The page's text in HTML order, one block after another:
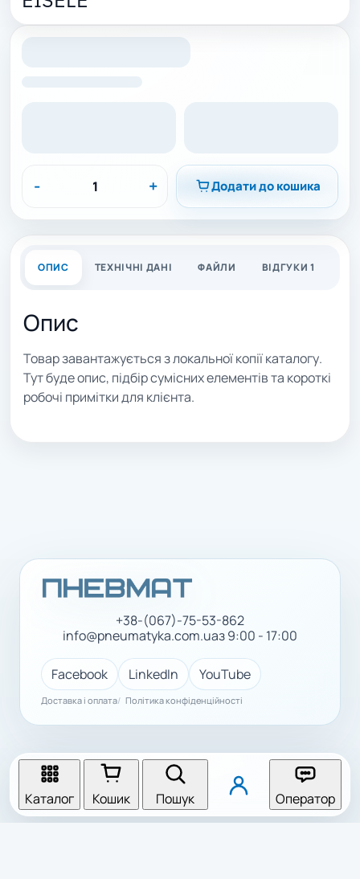
- + Додати до кошика
ОПИС ТЕХНІЧНІ ДАНІ ФАЙЛИ ВІДГУКИ 1
Опис
Товар завантажується з локальної копії каталогу.
Тут буде опис, підбір сумісних елементів та короткі
робочі примітки для клієнта.
+38-(067)-75-53-862
info@pneumatyka.com.uaз 9:00 - 17:00
Facebook LinkedIn YouTube
Доставка і оплата Політика конфіденційності
Каталог Кошик Пошук Оператор